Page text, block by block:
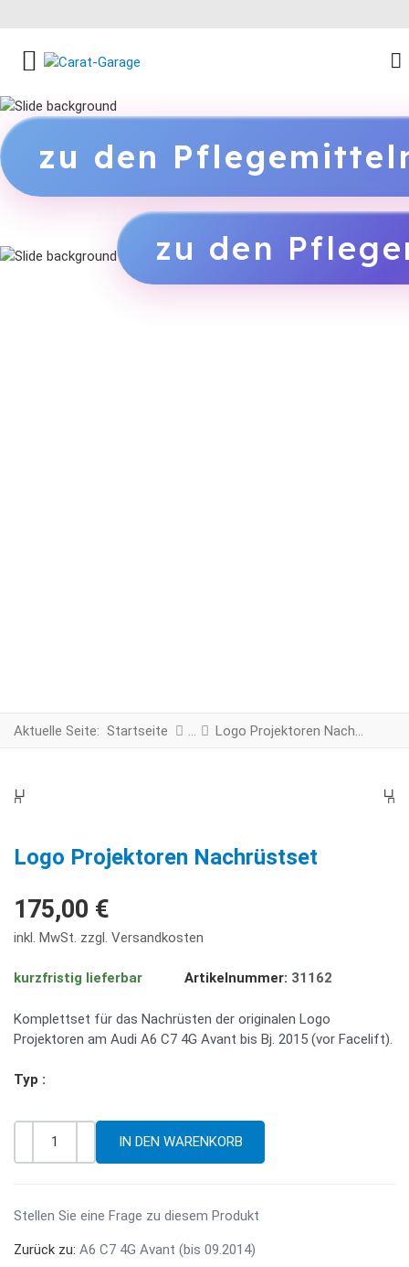
zu den
zu den
Aktuelle Seite: Startseite Logo Projektoren Nachrüstset
Logo Projektoren Nachrüstset
175,00 €
inkl. MwSt. zzgl. Versandkosten
kurzfristig lieferbar Artikelnummer: 31162
Komplettset für das Nachrüsten der originalen Logo
Projektoren am Audi A6 C7 4G Avant bis Bj. 2015 (vor Facelift).
Typ :
Stellen Sie eine Frage zu diesem Produkt
Zurück zu: A6 C7 4G Avant (bis 09.2014)